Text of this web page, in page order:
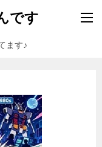
です
ます♪